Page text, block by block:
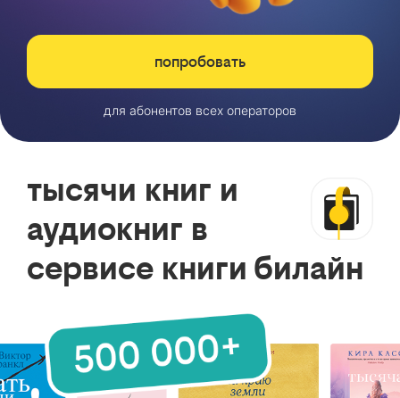
попробовать
для абонентов всех операторов
тысячи книг и
аудиокниг в
сервисе книги билайн